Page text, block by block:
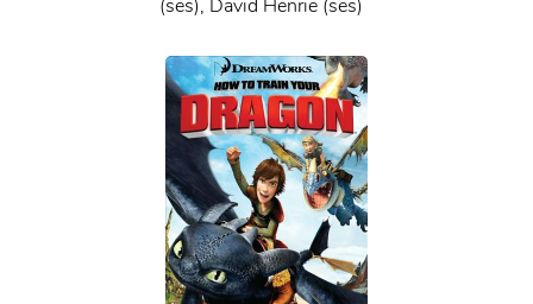
(ses), David Henrie (ses)